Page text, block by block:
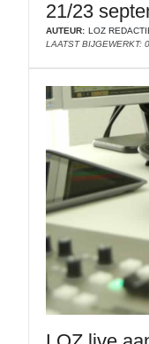
21/23
AUTEUR: LOZ
LAATST BIJGEWERKT: